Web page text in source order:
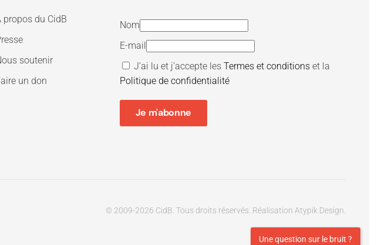
propos du CidB
soutenir
un don
Nom
E-mail
J’ai lu et j’accepte lesTermes et conditions et la
Politique de confidentialité
Je m'abonne
© 2009-2026 CidB. Tous droits réservés. Réalisation Atypik Design
Une question sur le bruit ?